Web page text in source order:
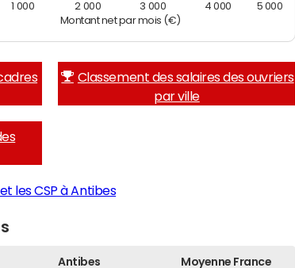
Montant net par mois (€)
1 000 2 000 3 000 4 000 5 000
Classement des salaires des ouvriers
par ville
les CSP à Antibes
Antibes Moyenne France